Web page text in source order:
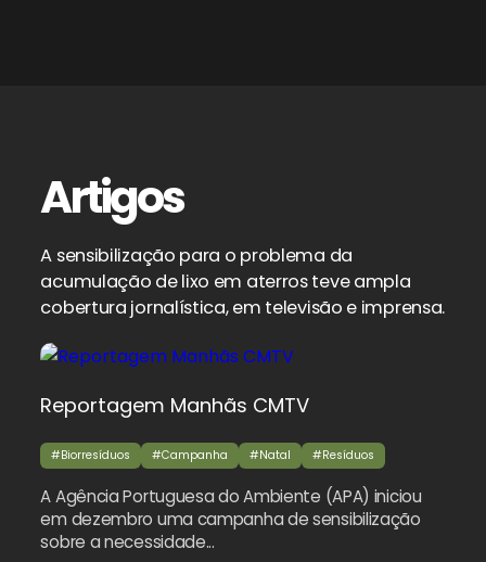
Artigos
A sensibilização para o problema da
acumulação de lixo em aterros teve ampla
cobertura jornalística, em televisão e imprensa.
Reportagem Manhãs CMTV
#Biorresíduos #Campanha #Natal #Resíduos
A Agência Portuguesa do Ambiente (APA) iniciou
em dezembro uma campanha de sensibilização
sobre a necessidade...